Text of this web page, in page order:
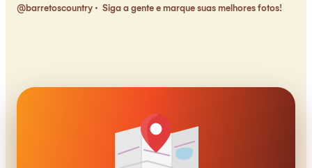
@barretoscountry · Siga a gente e marque suas melhores fotos!